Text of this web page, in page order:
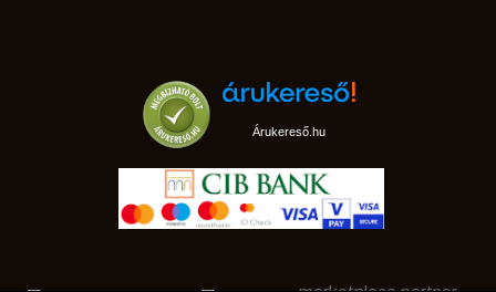
Árukereső.hu